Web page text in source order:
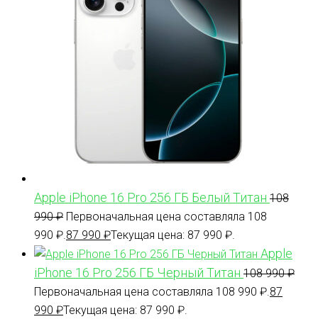
Apple iPhone 16 Pro 256 ГБ Белый Титан 108
990₽ Первоначальная цена составляла 108
990 ₽. 87 990 ₽Текущая цена: 87 990 ₽.
Apple
iPhone 16 Pro 256 ГБ Черный Титан 108 990₽
Первоначальная цена составляла 108 990 ₽. 87
990 ₽Текущая цена: 87 990 ₽.